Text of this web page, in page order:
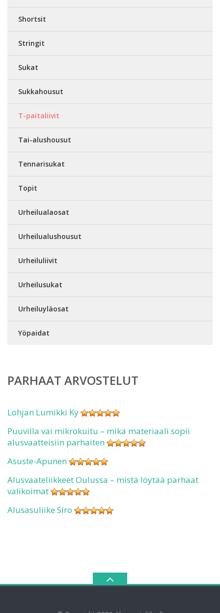
Shortsit
Stringit
Sukat
Sukkahousut
T-paitaliivit
Tai-alushousut
Tennarisukat
Topit
Urheilualaosat
Urheilualushousut
Urheiluliivit
Urheilusukat
Urheiluyläosat
Yöpaidat
PARHAAT ARVOSTELUT
Lohjan Lumikki Ky
Puuvilla vai mikrokuitu – mikä materiaali sopii
alusvaatteisiin parhaiten
Asuste-Apunen
Alusvaateliikkeet Oulussa – mistä löytää parhaat
valikoimat
Alusasuliike Siro